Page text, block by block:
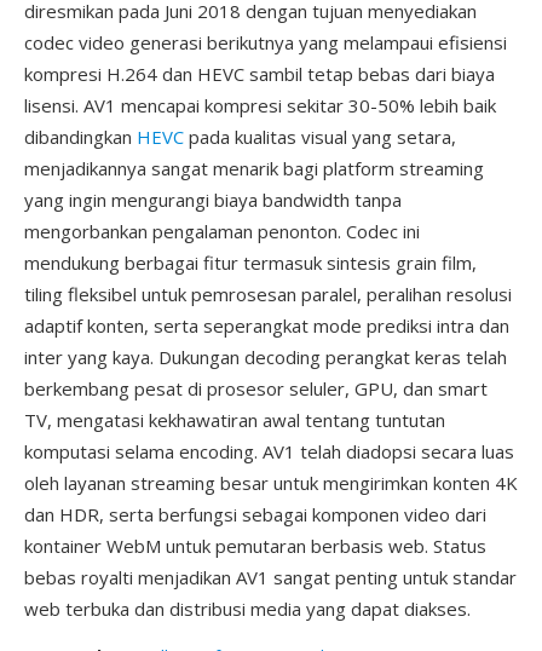
diresmikan pada Juni 2018 dengan tujuan menyediakan
codec video generasi berikutnya yang melampaui efisiensi
kompresi H.264 dan HEVC sambil tetap bebas dari biaya
lisensi. AV1 mencapai kompresi sekitar 30-50% lebih baik
dibandingkan HEVC pada kualitas visual yang setara,
menjadikannya sangat menarik bagi platform streaming
yang ingin mengurangi biaya bandwidth tanpa
mengorbankan pengalaman penonton. Codec ini
mendukung berbagai fitur termasuk sintesis grain film,
tiling fleksibel untuk pemrosesan paralel, peralihan resolusi
adaptif konten, serta seperangkat mode prediksi intra dan
inter yang kaya. Dukungan decoding perangkat keras telah
berkembang pesat di prosesor seluler, GPU, dan smart
TV, mengatasi kekhawatiran awal tentang tuntutan
komputasi selama encoding. AV1 telah diadopsi secara luas
oleh layanan streaming besar untuk mengirimkan konten 4K
dan HDR, serta berfungsi sebagai komponen video dari
kontainer WebM untuk pemutaran berbasis web. Status
bebas royalti menjadikan AV1 sangat penting untuk standar
web terbuka dan distribusi media yang dapat diakses.